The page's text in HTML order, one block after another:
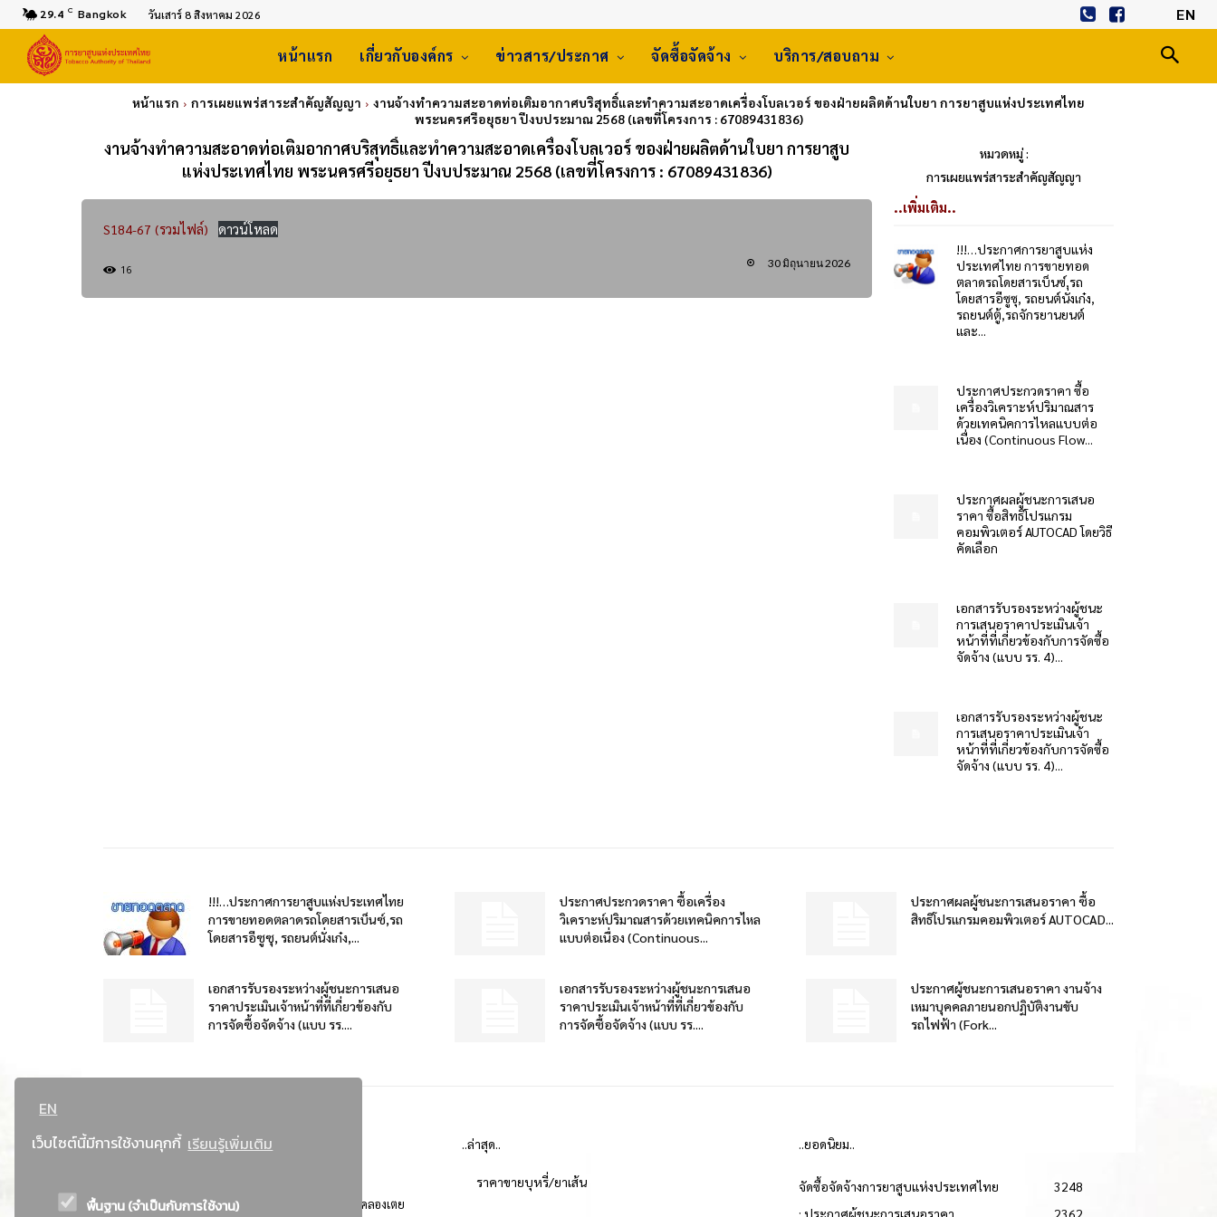
EN
เว็บไซต์นี้มีการใช้งานคุกกี้ เรียนรู้เพิ่มเติม
พื้นฐาน (จำเป็นกับการใช้งาน)
29.4 C Bangkok วันเสาร์ 8 สิงหาคม 2026 EN
หน้าแรก เกี่ยวกับองค์กร ข่าวสาร/ประกาศ จัดซื้อจัดจ้าง บริการ/สอบถาม
หน้าแรก การเผยแพร่สาระสำคัญสัญญา
งานจ้างทำความสะอาดท่อเติมอากาศบริสุทธิ์และทำความสะอาดเครื่องโบลเวอร์ ของฝ่ายผลิตด้านใบยา การยาสูบแห่งประเทศไทย
พระนครศรีอยุธยา ปีงบประมาณ 2568 (เลขที่โครงการ : 67089431836)
งานจ้างทำความสะอาดท่อเติมอากาศบริสุทธิ์และทำความสะอาดเครื่องโบลเวอร์ ของฝ่ายผลิตด้านใบยา การยาสูบ
แห่งประเทศไทย พระนครศรีอยุธยา ปีงบประมาณ 2568 (เลขที่โครงการ : 67089431836)
หมวดหมู่ :
การเผยแพร่สาระสำคัญสัญญา
S184-67 (รวมไฟล์) ดาวน์โหลด
16 30 มิถุนายน 2026
..เพิ่มเติม..
!!!…ประกาศการยาสูบแห่ง
ประเทศไทย การขายทอด
ตลาดรถโดยสารเบ็นซ์,รถ
โดยสารอีซูซุ, รถยนต์นั่งเก๋ง,
รถยนต์ตู้,รถจักรยานยนต์
และ...
ประกาศประกวดราคา ซื้อ
เครื่องวิเคราะห์ปริมาณสาร
ด้วยเทคนิคการไหลแบบต่อ
เนื่อง (Continuous Flow...
ประกาศผลผู้ชนะการเสนอ
ราคา ซื้อสิทธิโปรแกรม
คอมพิวเตอร์ AUTOCAD โดยวิธี
คัดเลือก
เอกสารรับรองระหว่างผู้ชนะ
การเสนอราคาประเมินเจ้า
หน้าที่ที่เกี่ยวข้องกับการจัดซื้อ
จัดจ้าง (แบบ รร. 4)...
เอกสารรับรองระหว่างผู้ชนะ
การเสนอราคาประเมินเจ้า
หน้าที่ที่เกี่ยวข้องกับการจัดซื้อ
จัดจ้าง (แบบ รร. 4)...
!!!…ประกาศการยาสูบแห่งประเทศไทย
การขายทอดตลาดรถโดยสารเบ็นซ์,รถ
โดยสารอีซูซุ, รถยนต์นั่งเก๋ง,...
ประกาศประกวดราคา ซื้อเครื่อง
วิเคราะห์ปริมาณสารด้วยเทคนิคการไหล
แบบต่อเนื่อง (Continuous...
ประกาศผลผู้ชนะการเสนอราคา ซื้อ
สิทธิโปรแกรมคอมพิวเตอร์ AUTOCAD...
เอกสารรับรองระหว่างผู้ชนะการเสนอ
ราคาประเมินเจ้าหน้าที่ที่เกี่ยวข้องกับ
การจัดซื้อจัดจ้าง (แบบ รร....
เอกสารรับรองระหว่างผู้ชนะการเสนอ
ราคาประเมินเจ้าหน้าที่ที่เกี่ยวข้องกับ
การจัดซื้อจัดจ้าง (แบบ รร....
ประกาศผู้ชนะการเสนอราคา งานจ้าง
เหมาบุคคลภายนอกปฏิบัติงานขับ
รถไฟฟ้า (Fork...
ที่อยู่ : 184 ถนนพระรามที่ 4 แขวงคลองเตย เขตคลองเตย
..ล่าสุด..
ราคาขายบุหรี่/ยาเส้น
..ยอดนิยม..
จัดซื้อจัดจ้างการยาสูบแห่งประเทศไทย
3248
: ประกาศผู้ชนะการเสนอราคา
2362